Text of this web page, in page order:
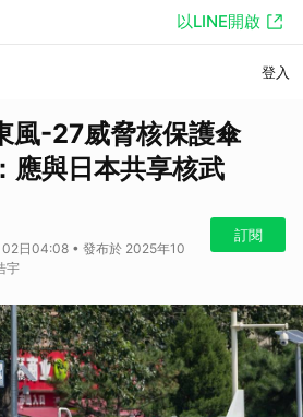
以LINE開啟
登入
風-27威脅核保護傘
應與日本共享核武
日04:08 • 發布於 2025年10
宇
訂閱